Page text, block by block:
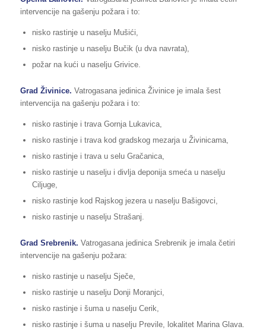
intervencije na gašenju požara i to:
nisko rastinje u naselju Mušići,
nisko rastinje u naselju Bučik (u dva navrata),
požar na kući u naselju Grivice.
Grad Živinice. Vatrogasana jedinica Živinice je imala šest
intervencija na gašenju požara i to:
nisko rastinje i trava Gornja Lukavica,
nisko rastinje i trava kod gradskog mezarja u Živinicama,
nisko rastinje i trava u selu Gračanica,
nisko rastinje u naselju i divlja deponija smeća u naselju
Ciljuge,
nisko rastinje kod Rajskog jezera u naselju Bašigovci,
nisko rastinje u naselju Strašanj.
Grad Srebrenik. Vatrogasana jedinica Srebrenik je imala četiri
intervencije na gašenju požara:
nisko rastinje u naselju Sječe,
nisko rastinje u naselju Donji Moranjci,
nisko rastinje i šuma u naselju Cerik,
nisko rastinje i šuma u naselju Previle, lokalitet Marina Glava.